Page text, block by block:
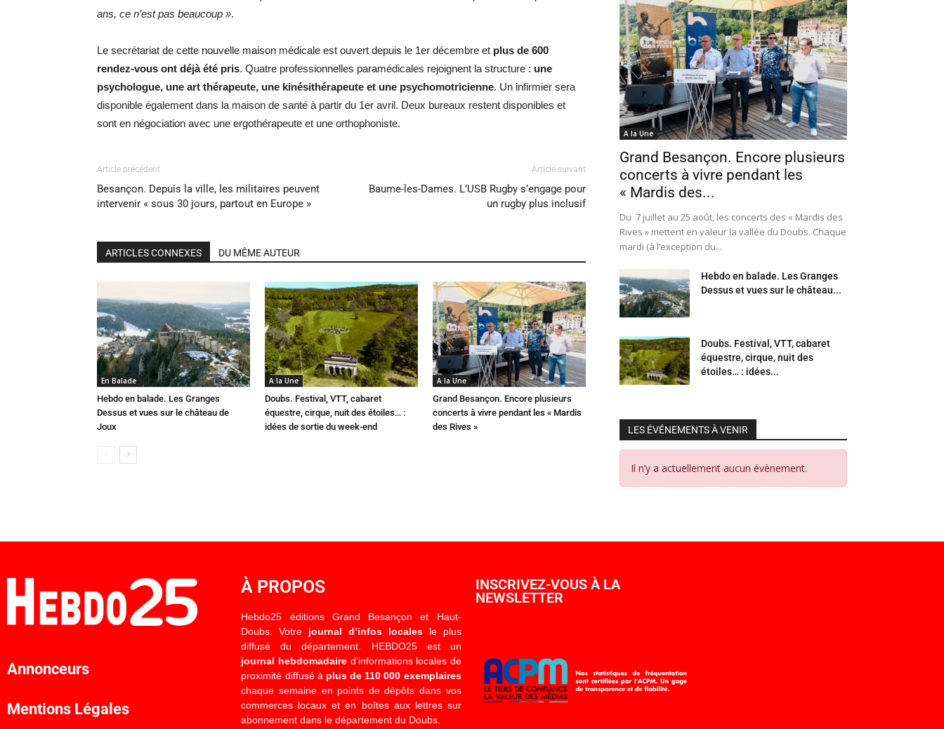
ans, ce n’est pas beaucoup ».
Le secrétariat de cette nouvelle maison médicale est ouvert depuis le 1er décembre et plus de 600
rendez-vous ont déjà été pris. Quatre professionnelles paramédicales rejoignent la structure : une
psychologue, une art thérapeute, une kinésithérapeute et une psychomotricienne. Un infirmier sera
disponible également dans la maison de santé à partir du 1er avril. Deux bureaux restent disponibles et
sont en négociation avec une ergothérapeute et une orthophoniste.
Article précédent
Besançon. Depuis la ville, les militaires peuvent
intervenir « sous 30 jours, partout en Europe »
Article suivant
Baume-les-Dames. L’USB Rugby s’engage pour
un rugby plus inclusif
ARTICLES CONNEXES DU MÊME AUTEUR
En Balade
Hebdo en balade. Les Granges
Dessus et vues sur le château de
Joux
A la Une
Doubs. Festival, VTT, cabaret
équestre, cirque, nuit des étoiles… :
idées de sortie du week-end
A la Une
Grand Besançon. Encore plusieurs
concerts à vivre pendant les « Mardis
des Rives »
A la Une
Grand Besançon. Encore plusieurs
concerts à vivre pendant les
« Mardis des...
Du 7 juillet au 25 août, les concerts des « Mardis des
Rives » mettent en valeur la vallée du Doubs. Chaque
mardi (à l’exception du...
Hebdo en balade. Les Granges
Dessus et vues sur le château...
Doubs. Festival, VTT, cabaret
équestre, cirque, nuit des
étoiles… : idées...
LES ÉVÉNEMENTS À VENIR
Il n’y a actuellement aucun évènement.
Annonceurs
Mentions Légales
À PROPOS
Hebdo25 éditions Grand Besançon et Haut-
Doubs. Votre journal d’infos localesle plus
diffusé du département. HEBDO25 est un
journal hebdomadaired’informations locales de
proximité diffusé à plus de 110 000 exemplaires
chaque semaine en points de dépôts dans vos
commerces locaux et en boîtes aux lettres sur
abonnement dans le département du Doubs.
INSCRIVEZ-VOUS À LA
NEWSLETTER